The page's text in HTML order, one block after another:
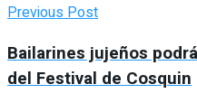
Previous Post
Bailarines jujeños
del Festival de Cosquin